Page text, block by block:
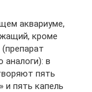
аквариуме,
кроме
в
пять
и пять капель